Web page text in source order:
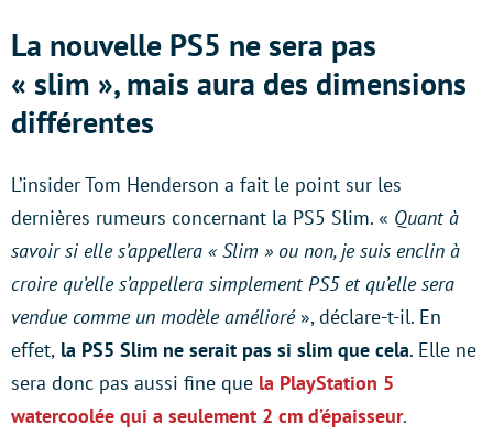
La nouvelle PS5 ne sera pas
« slim », mais aura des dimensions
différentes
L’insider Tom Henderson a fait le point sur les
dernières rumeurs concernant la PS5 Slim. « Quant à
savoir si elle s’appellera « Slim » ou non, je suis enclin à
croire qu’elle s’appellera simplement PS5 et qu’elle sera
vendue comme un modèle amélioré», déclare-t-il. En
effet, la PS5 Slim ne serait pas si slim que cela. Elle ne
sera donc pas aussi fine que la PlayStation 5
watercoolée qui a seulement 2 cm d’épaisseur.